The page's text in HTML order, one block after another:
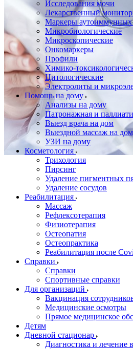
Исследования мочи
Лекарственный
Маркеры аутоиммунных
Микробиологические
Микроскопические
Онкомаркеры
Профили
Химико-
Цитологические
Электролиты и
Помощь на дому
Анализы на дому
Патронажная и
Выезд врача на дом
Выездной массаж на
УЗИ на дому
Косметология
Трихология
Пирсинг
Удаление пигментных
Удаление сосудов
Реабилитация
Массаж
Рефлексотерапия
Физиотерапия
Остеопатия
Остеопрактика
Реабилитация после
Справки
Справки
Спортивные справки
Для организаций
Вакцинация
Медицинские осмотры
Прямое медицинское
Детям
Дневной стационар
Диагностика и лечение